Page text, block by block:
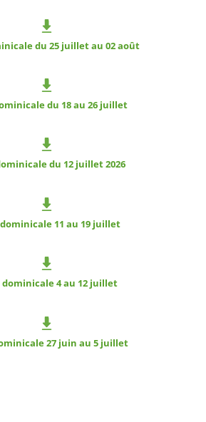
du 25 juillet au 02 août
du 18 au 26 juillet
du 12 juillet 2026
11 au 19 juillet
dominicale 4 au 12 juillet
27 juin au 5 juillet